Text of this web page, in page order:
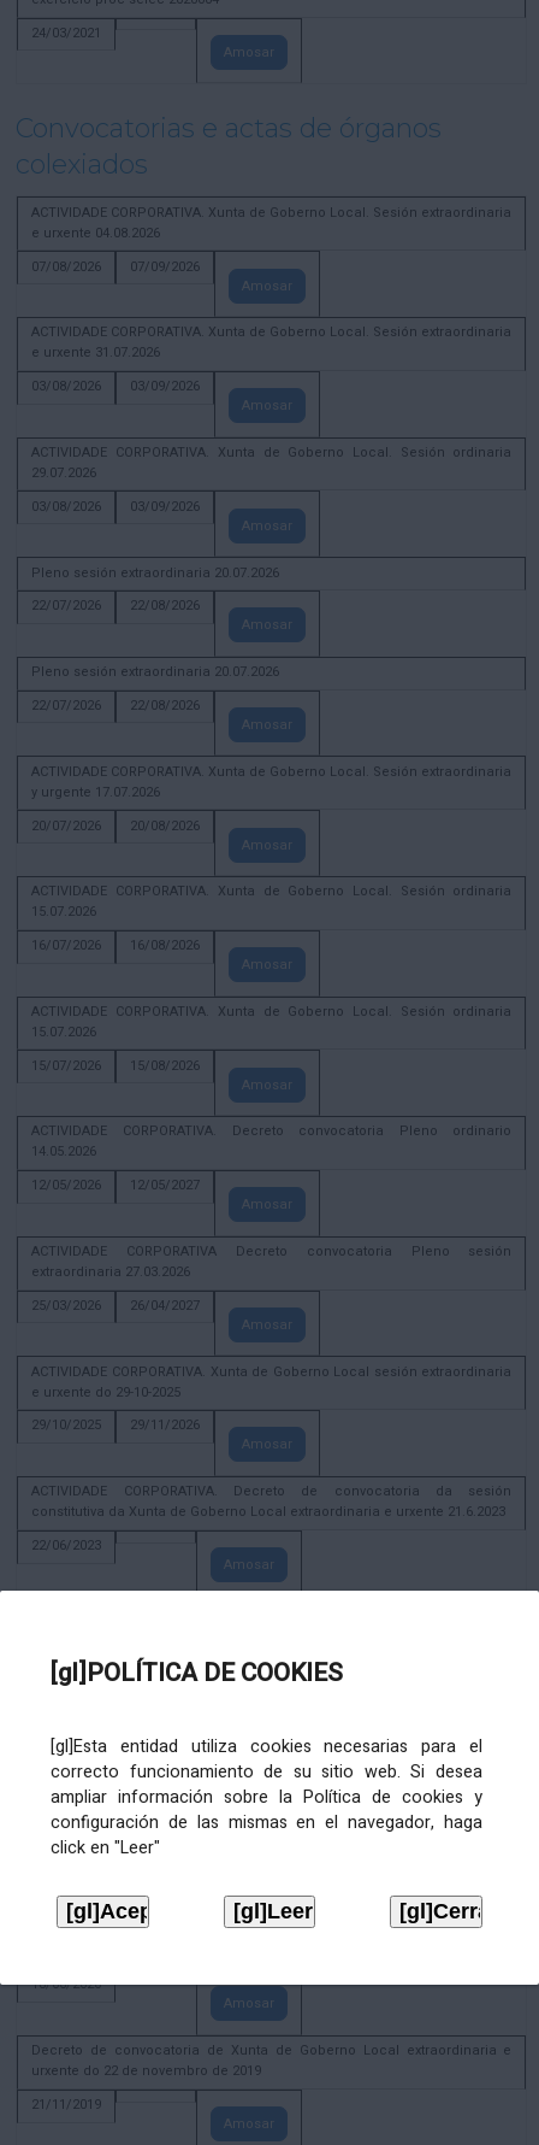
[gl]POLÍTICA DE COOKIES
[gl]Esta entidad utiliza cookies necesarias para el
correcto funcionamiento de su sitio web. Si desea
ampliar información sobre la Política de cookies y
configuración de las mismas en el navegador, haga
click en "Leer"
24/03/2021
Amosar
Convocatorias e actas de órganos
colexiados
ACTIVIDADE CORPORATIVA. Xunta de Goberno Local. Sesión extraordinaria
e urxente 04.08.2026
07/08/2026
07/09/2026
Amosar
ACTIVIDADE CORPORATIVA. Xunta de Goberno Local. Sesión extraordinaria
e urxente 31.07.2026
03/08/2026
03/09/2026
Amosar
ACTIVIDADE CORPORATIVA. Xunta de Goberno Local. Sesión ordinaria
29.07.2026
03/08/2026
03/09/2026
Amosar
Pleno sesión extraordinaria 20.07.2026
22/07/2026
22/08/2026
Amosar
Pleno sesión extraordinaria 20.07.2026
22/07/2026
22/08/2026
Amosar
ACTIVIDADE CORPORATIVA. Xunta de Goberno Local. Sesión extraordinaria
y urgente 17.07.2026
20/07/2026
20/08/2026
Amosar
ACTIVIDADE CORPORATIVA. Xunta de Goberno Local. Sesión ordinaria
15.07.2026
16/07/2026
16/08/2026
Amosar
ACTIVIDADE CORPORATIVA. Xunta de Goberno Local. Sesión ordinaria
15.07.2026
15/07/2026
15/08/2026
Amosar
ACTIVIDADE CORPORATIVA. Decreto convocatoria Pleno ordinario
14.05.2026
12/05/2026
12/05/2027
Amosar
ACTIVIDADE CORPORATIVA Decreto convocatoria Pleno sesión
extraordinaria 27.03.2026
25/03/2026
26/04/2027
Amosar
ACTIVIDADE CORPORATIVA. Xunta de Goberno Local sesión extraordinaria
e urxente do 29-10-2025
29/10/2025
29/11/2026
Amosar
ACTIVIDADE CORPORATIVA. Decreto de convocatoria da sesión
constitutiva da Xunta de Goberno Local extraordinaria e urxente 21.6.2023
22/06/2023
Amosar
Amosar
28/12/2020
Amosar
ACTIVIDADE CORPORATIVA. Extracto do Pleno ordinario de data 2.7.2020
ACTIVIDADE CORPORATIVA. Extracto da Xunta de Goberno Local de 17 de
18/06/2020
Amosar
Decreto de convocatoria de Xunta de Goberno Local extraordinaria e
urxente do 22 de novembro de 2019
21/11/2019
Amosar